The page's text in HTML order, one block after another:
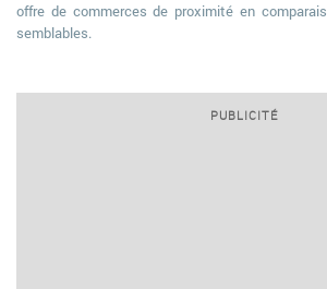
offre de commerces de proximité en
semblables.
PUBLICITÉ